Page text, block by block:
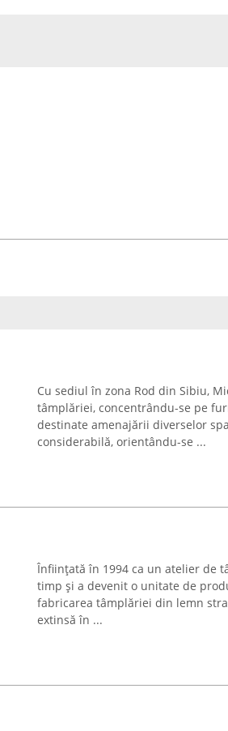
Cu sediul în zona Rod din Sibiu,
tâmplăriei, concentrându-se pe
destinate amenajării diverselor
considerabilă, orientându-se ...
Înființată în 1994 ca un atelier de
timp și a devenit o unitate de
fabricarea tâmplăriei din lemn
extinsă în ...